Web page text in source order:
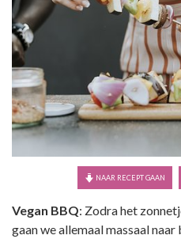
NAAR RECEPT GAAN
Vegan BBQ: Zodra het
gaan we allemaal massaal naar